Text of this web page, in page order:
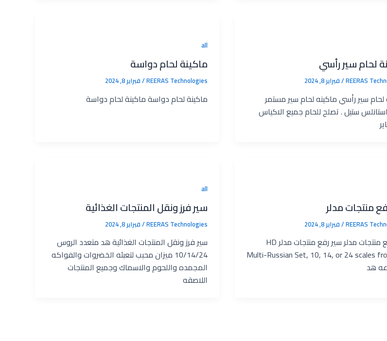
لحام سير رأسي
REERAS
/فبراير 8, 2024
لحام سير رأسي ماكينه لحام سير مستمر
ستيل . تصلح للحام جميع الاكياس
all
ماكينة لحام دواسة
REERAS Technologies‎
/فبراير 8, 2024
ماكينة لحام دواسة ماكينة لحام دواسة
منتجات مدلر
REERAS
/فبراير 8, 2024
سير رفع منتجات مدلر سير رفع منتجات مدلر HD
Multi-Russian Set, 10, 14, or 24 scales
هد
all
سير فرز ونقل المنتجات الغذائية
REERAS Technologies‎
/فبراير 8, 2024
سير فرز ونقل المنتجات الغذائية هد متعدد الروس
10/14/24 ميزان محبب لتعبئه الخضروات والفواكه
المجمده واللحوم والاسماك وجميع المنتجات
اللاصقه